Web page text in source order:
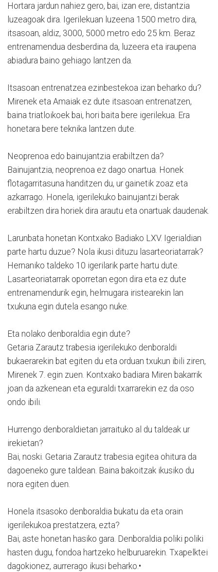
Hortara jardun nahiez gero, bai, izan ere, distantzia
luzeagoak dira. Igerilekuan luzeena 1500 metro dira,
itsasoan, aldiz, 3000, 5000 metro edo 25 km. Beraz
entrenamendua desberdina da, luzeera eta iraupena
abiadura baino gehiago lantzen da.
Itsasoan entrenatzea ezinbestekoa izan beharko du?
Mirenek eta Amaiak ez dute itsasoan entrenatzen,
baina triatloikoek bai, hori baita bere igerilekua. Era
honetara bere teknika lantzen dute.
Neoprenoa edo bainujantzia erabiltzen da?
Bainujantzia, neoprenoa ez dago onartua. Honek
flotagarritasuna handitzen du, ur gainetik zoaz eta
azkarrago. Honela, igerilekuko bainujantzi berak
erabiltzen dira horiek dira arautu eta onartuak daudenak.
Larunbata honetan Kontxako Badiako LXV. Igerialdian
parte hartu duzue? Nola ikusi dituzu lasarteoriatarrak?
Hernaniko taldeko 10 igerilarik parte hartu dute.
Lasarteoriatarrak oporretan egon dira eta ez dute
entrenamendurik egin, helmugara iristearekin lan
txukuna egin dutela esango nuke.
Eta nolako denboraldia egin dute?
Getaria Zarautz trabesia igerilekuko denboraldi
bukaerarekin bat egiten du eta orduan txukun ibili ziren,
Mirenek 7. egin zuen. Kontxako badiara Miren bakarrik
joan da azkenean eta eguraldi txarrarekin ez da oso
ondo ibili.
Hurrengo denboraldietan jarraituko al du taldeak ur
irekietan?
Bai, noski. Getaria Zarautz trabesia egitea ohitura da
dagoeneko gure taldean. Baina bakoitzak ikusiko du
nora egiten duen.
Honela itsasoko denboraldia bukatu da eta orain
igerilekukoa prestatzera, ezta?
Bai, aste honetan hasiko gara. Denboraldia poliki poliki
hasten dugu, fondoa hartzeko helburuarekin. Txapelktei
dagokionez, aurrerago ikusi beharko.•